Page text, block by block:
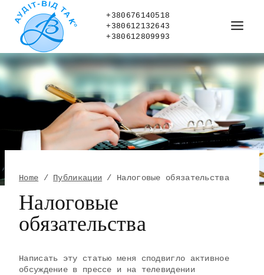
content
+380676140518
+380612132643
+380612809993
Home / Публикации / Налоговые обязательства
Налоговые
обязательства
Написать эту статью меня сподвигло активное
обсуждение в прессе и на телевидении